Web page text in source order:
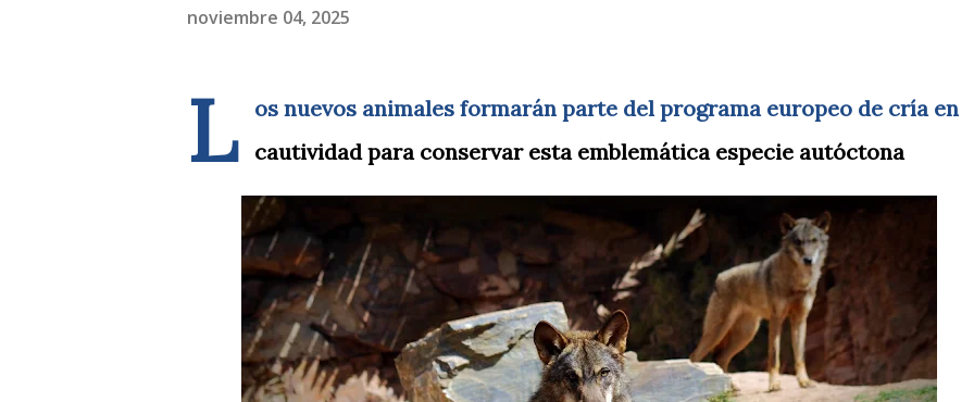
noviembre 04, 2025
L
os nuevos animales formarán parte del programa europeo de cría en
cautividad para conservar esta emblemática especie autóctona